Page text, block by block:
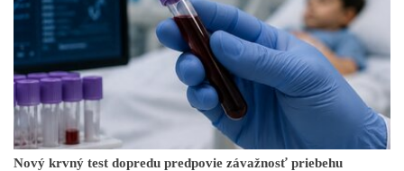
Nový krvný test dopredu predpovie závažnosť priebehu